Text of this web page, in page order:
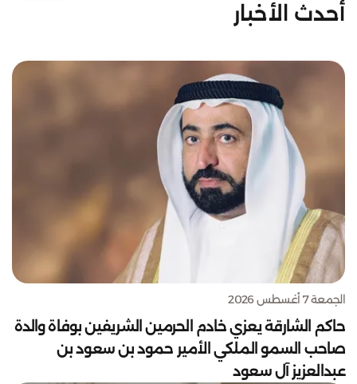
أحدث الأخبار
الجمعة 7 أغسطس 2026
حاكم الشارقة يعزي خادم الحرمين الشريفين بوفاة والدة
صاحب السمو الملكي الأمير حمود بن سعود بن
عبدالعزيز آل سعود